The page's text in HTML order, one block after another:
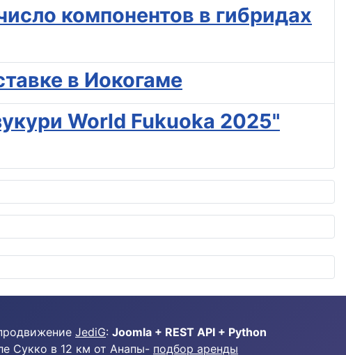
компонентов в гибридах
в Иокогаме
World Fukuoka 2025"
JediG: Joomla + REST API + Python
Сукко в 12 км от Анапы- подбор аренды